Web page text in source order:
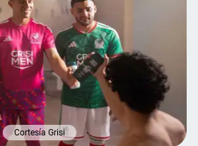
Cortesía Grisi